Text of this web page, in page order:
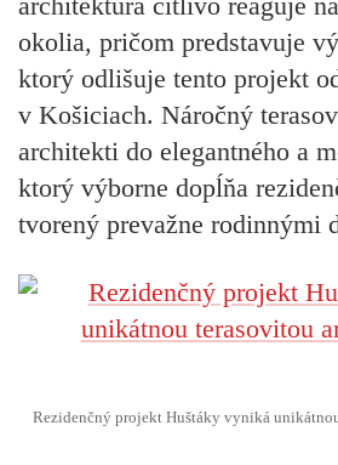
okolia, pričom predstavuje
ktorý odlišuje tento projekt
v Košiciach. Náročný
architekti do elegantného a
ktorý výborne dopĺňa
tvorený prevažne rodinnými
Rezidenčný projekt Huštáky vyniká